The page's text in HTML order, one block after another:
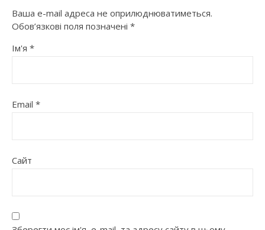
Ваша e-mail адреса не оприлюднюватиметься.
Обов’язкові поля позначені *
Ім'я *
Email *
Сайт